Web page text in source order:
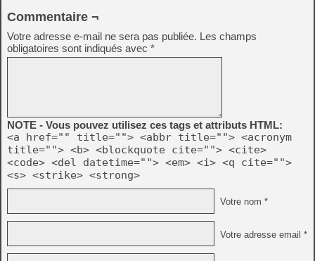
Commentaire ¬
Votre adresse e-mail ne sera pas publiée. Les champs
obligatoires sont indiqués avec *
NOTE - Vous pouvez utilisez ces tags et attributs HTML:
<a href="" title=""> <abbr title=""> <acronym
title=""> <b> <blockquote cite=""> <cite>
<code> <del datetime=""> <em> <i> <q cite="">
<s> <strike> <strong>
Votre nom *
Votre adresse email *